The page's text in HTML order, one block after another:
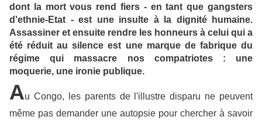
dont la mort vous rend fiers - en tant que gangsters
d'ethnie-Etat - est une insulte à la dignité humaine.
Assassiner et ensuite rendre les honneurs à celui qui a
été réduit au silence est une marque de fabrique du
régime qui massacre nos compatriotes : une
moquerie, une ironie publique.
Au Congo, les parents de l'illustre disparu ne peuvent
même pas demander une autopsie pour chercher à savoir